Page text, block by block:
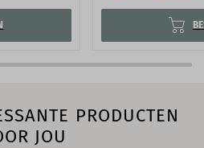
PRODUCTEN
JOU